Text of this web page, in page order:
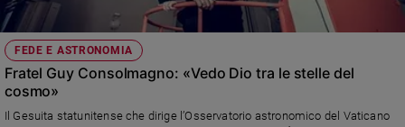
FEDE E ASTRONOMIA
Fratel Guy Consolmagno: «Vedo Dio tra le stelle del
cosmo»
Il Gesuita statunitense che dirige l’Osservatorio astronomico del Vaticano